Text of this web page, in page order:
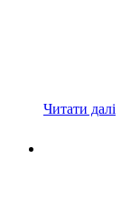
Читати далі